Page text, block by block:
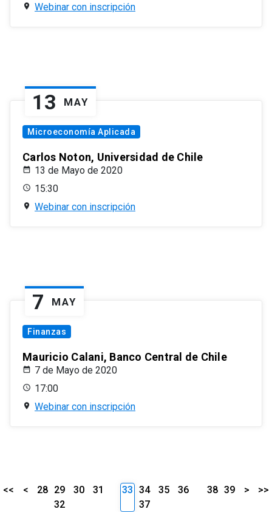
Webinar con inscripción
13 MAY
Microeconomía Aplicada
Carlos Noton, Universidad de Chile
13 de Mayo de 2020
15:30
Webinar con inscripción
7 MAY
Finanzas
Mauricio Calani, Banco Central de Chile
7 de Mayo de 2020
17:00
Webinar con inscripción
<< < 28 29 30
31
32
33 34 35
36
37
38 39 > >>